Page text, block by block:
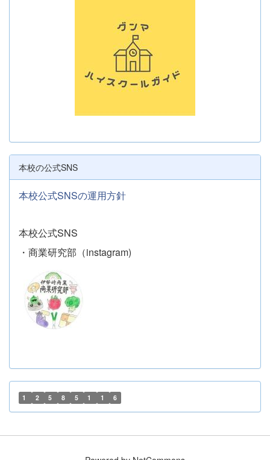
本校の公式SNS
本校公式SNSの運用方針
本校公式SNS
・商業研究部（instagram)
1 2 5 8 5 1 1 6